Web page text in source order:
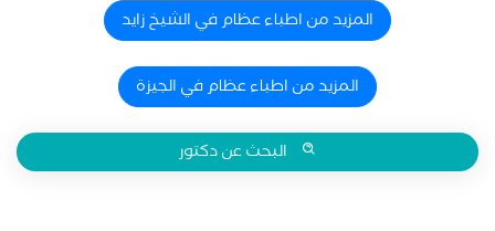
المزيد من اطباء عظام في الشيخ زايد
المزيد من اطباء عظام في الجيزة
البحث عن دكتور